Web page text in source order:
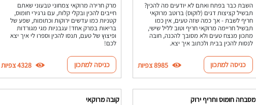
השבת כבר בפתח ואתם לא יודעים מה להכין?
תבשיל קציצות דגים (לוקוס) ברוטב מרוקאי
חריף לשבת - אך כמה שזה טעים, אין כמו
תבשיל חריימה מרוקאי חריף וטוב לליל שישי,
מתכון מנצח טעים ולא מסובך להכנה, חובה
לנסות להכין בבית ולכתוב איך יצא.
כניסה למתכון 8985 צפיות
מרק חרירה מרוקאי צמחוני טבעוני שאתם
חייבים להכין ובקלי קלות, עם גרגירי חומוס,
קטניות כמו עדשים ירוקות וכתומות, שפע של
בריאות במרק אחד! עגבניות מגי מגורדות
ופיצוץ של טעם, תנסו להכין וספרו לי איך יצא
לכם!
כניסה למתכון 4328 צפיות
מסבחה חומוס וחריף ירוק קובה מרוקאי